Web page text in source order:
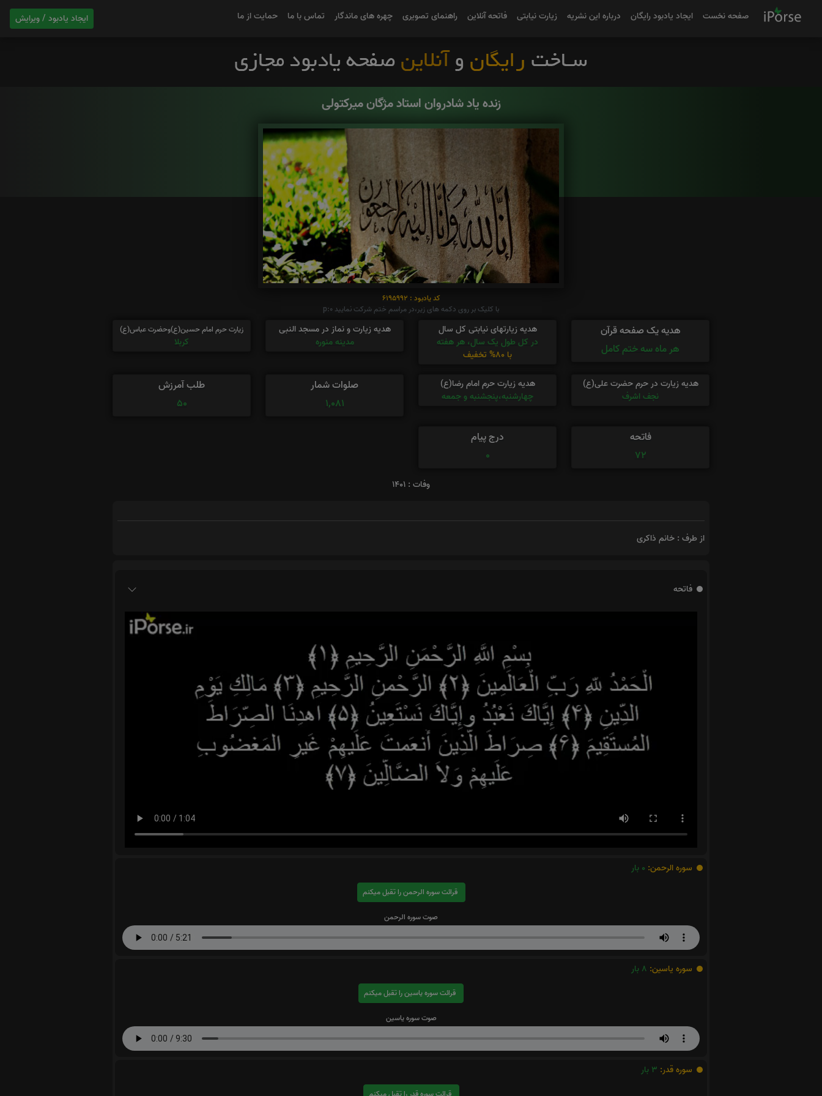
ایجاد یادبود / ویرایش صفحه نخست ایجاد یادبود رایگان درباره این نشریه زیارت نیابتی فاتحه آنلاین راهنمای تصویری چهره های ماندگار تماس با ما حمایت از ما
زنده یاد شادروان استاد مژگان میرکتولی
کد یادبود : 6195992
با کلیک بر روی دکمه های زیر،در مراسم ختم شرکت نمایید p:0
هدیه یک صفحه قرآن
هر ماه سه ختم کامل
هدیه زیارتهای نیابتی کل سال
در کل طول یک سال، هر هفته
با 80% تخفیف
هدیه زیارت و نماز در مسجد النبی
مدینه منوره
زیارت حرم امام حسین(ع)وحضرت عباس(ع)
کربلا
هدیه زیارت در حرم حضرت علی(ع)
نجف اشرف
هدیه زیارت حرم امام رضا(ع)
چهارشنبه،پنجشنبه و جمعه
صلوات شمار
1,081
طلب آمرزش
50
فاتحه
72
درج پیام
0
وفات : 1401
از طرف : خانم ذاکری
فاتحه
سوره الرحمن: 0 بار
قرائت سوره الرحمن را تقبل میکنم
صوت سوره الرحمن
سوره یاسین: 8 بار
قرائت سوره یاسین را تقبل میکنم
صوت سوره یاسین
سوره قدر: 3 بار